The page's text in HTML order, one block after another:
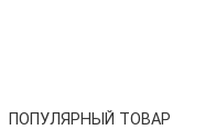
ПОПУЛЯРНЫЙ ТОВАР